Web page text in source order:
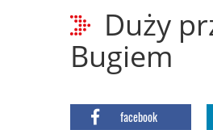
Duży
Bugiem
facebook